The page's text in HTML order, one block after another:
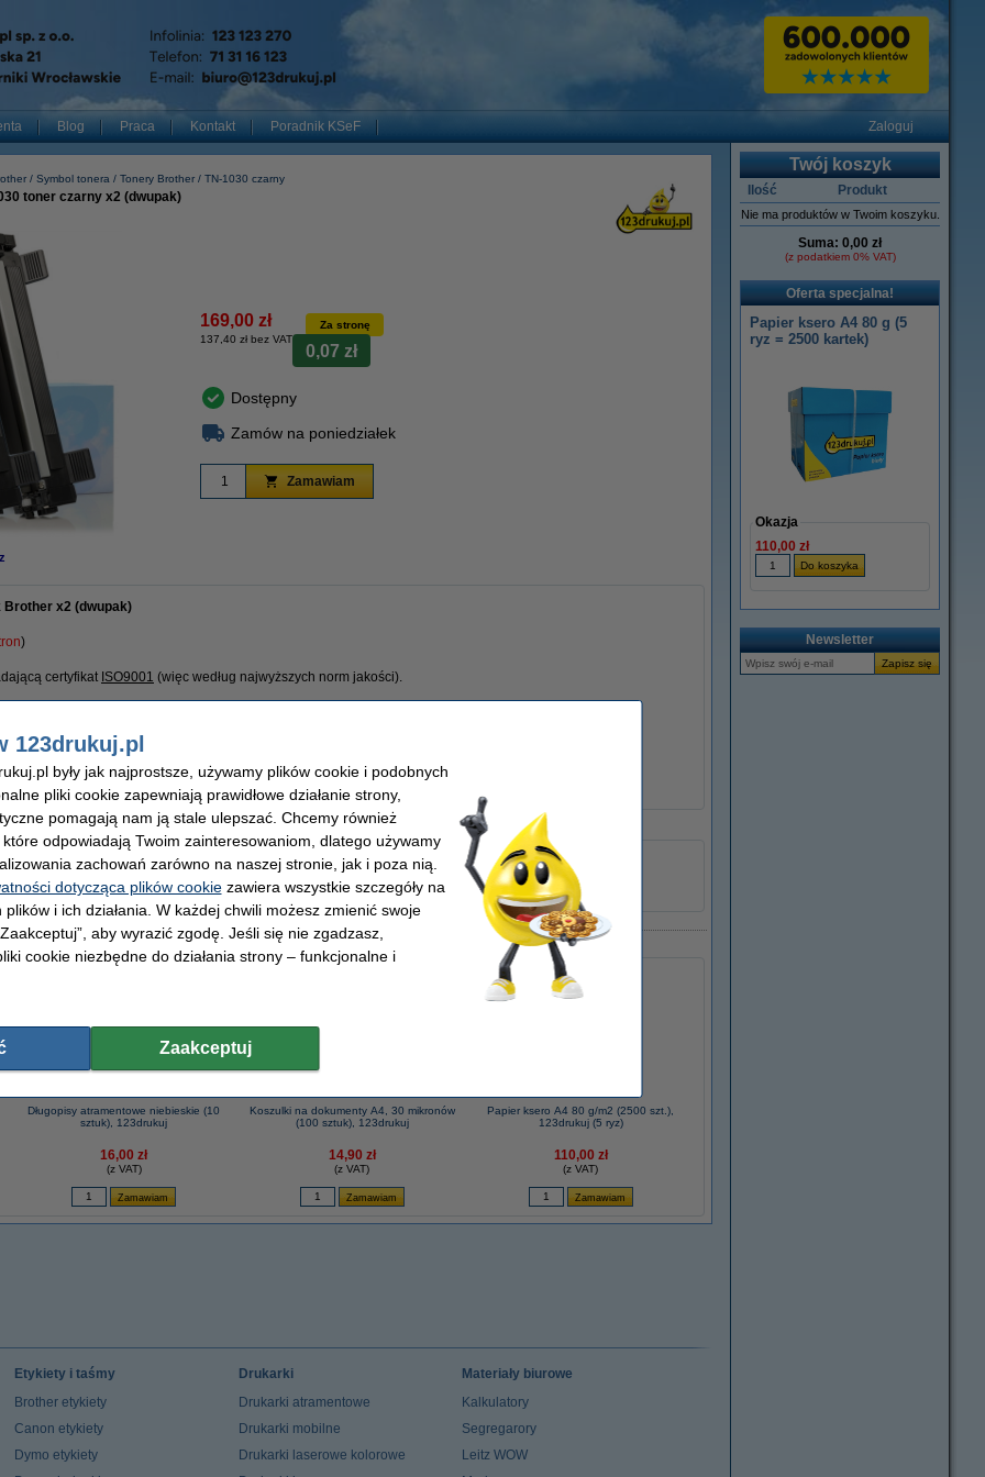
Blog Praca Kontakt Poradnik KSeF Zaloguj
Symbol tonera Tonery Brother TN-1030 czarny
toner czarny x2 (dwupak)
169,00 zł
137,40 zł bez VAT
Za stronę
0,07 zł
Dostępny
Zamów na poniedziałek
Zamawiam
x2 (dwupak)
)
certyfikat ISO9001 (więc według najwyższych norm jakości).
na temat jakości naszych tonerów.
dajemy 100% gwarancję.
Wydajność:
± 2.400 stron
Pojemność:
standard
Numer: TN-1030
Długopisy atramentowe niebieskie (10
sztuk), 123drukuj
16,00 zł
(z VAT)
Koszulki na dokumenty A4, 30 mikronów
(100 sztuk), 123drukuj
14,90 zł
(z VAT)
Papier ksero A4 80 g/m2 (2500 szt.),
123drukuj (5 ryz)
110,00 zł
(z VAT)
Twój koszyk
Ilość Produkt
Nie ma produktów w Twoim koszyku.
Suma: 0,00 zł
(z podatkiem 0% VAT)
Oferta specjalna!
Papier ksero A4 80 g (5
ryz = 2500 kartek)
Okazja
110,00 zł
Newsletter
Etykiety i taśmy
Brother etykiety
Canon etykiety
Dymo etykiety
Drukarki
Drukarki atramentowe
Drukarki mobilne
Drukarki laserowe kolorowe
Materiały biurowe
Kalkulatory
Segregarory
Leitz WOW
123drukuj.pl
były jak najprostsze, używamy plików cookie i podobnych
pliki cookie zapewniają prawidłowe działanie strony,
pomagają nam ją stale ulepszać. Chcemy również
odpowiadają Twoim zainteresowaniom, dlatego używamy
zachowań zarówno na naszej stronie, jak i poza nią.
dotycząca plików cookiezawiera wszystkie szczegóły na
i ich działania. W każdej chwili możesz zmienić swoje
aby wyrazić zgodę. Jeśli się nie zgadzasz,
cookie niezbędne do działania strony – funkcjonalne i
Zaakceptuj